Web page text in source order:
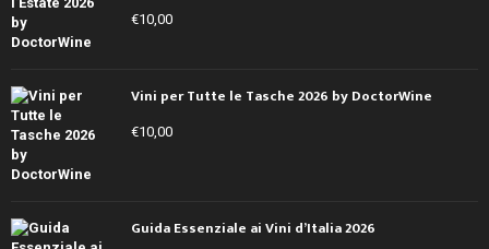
€10,00
Vini per Tutte le Tasche 2026 by DoctorWine
€10,00
Guida Essenziale ai Vini d’Italia 2026